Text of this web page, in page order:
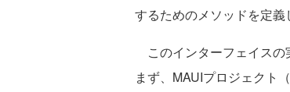
するためのメソッドを定義
このインターフェイスの
まず、MAUIプロジェクト